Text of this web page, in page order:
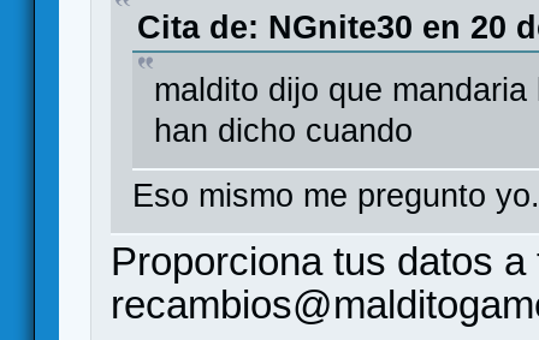
Cita de: NGnite30 en 20
maldito dijo que
han dicho cuando
Eso mismo me pregunto
Proporciona tus datos